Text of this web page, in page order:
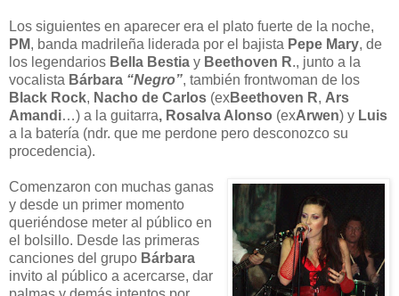
Los siguientes en aparecer era el plato fuerte de la noche,
PM, banda madrileña liderada por el bajista Pepe Mary, de
los legendarios Bella Bestia y Beethoven R., junto a la
vocalista Bárbara “Negro”, también frontwoman de los
Black Rock, Nacho de Carlos (exBeethoven R, Ars
Amandi…) a la guitarra, Rosalva Alonso (exArwen) y Luis
a la batería (ndr. que me perdone pero desconozco su
procedencia).
Comenzaron con muchas ganas
y desde un primer momento
queriéndose meter al público en
el bolsillo. Desde las primeras
canciones del grupo Bárbara
invito al público a acercarse, dar